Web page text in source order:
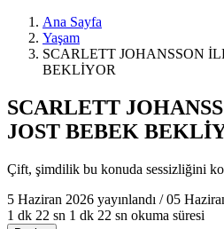
Ana Sayfa
Yaşam
SCARLETT JOHANSSON
BEKLİYOR
SCARLETT
JOST BEBEK
Çift, şimdilik bu konuda sessizliğini
5 Haziran 2026 yayınlandı /05
1 dk 22 sn 1 dk 22 sn okuma süresi